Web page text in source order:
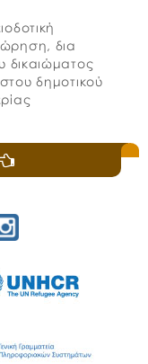
δια
δικαιώματος
δημοτικού